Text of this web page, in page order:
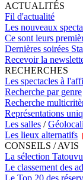
ACTUALITÉS
Fil d'actualité
Les nouveaux
Ce sont leurs
Dernières soirées
Recevoir la
RECHERCHES
Les spectacles à
Recherche par genre
Recherche
Représentations
Les salles /
Les lieux alternatifs
CONSEILS / AVIS
La sélection Tatouvu
Le classement des